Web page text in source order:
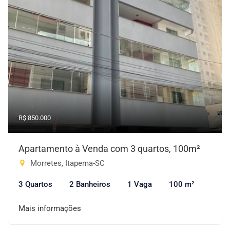
R$ 850.000
Apartamento à Venda com 3 quartos, 100m²
Morretes, Itapema-SC
3 Quartos 2 Banheiros 1 Vaga 100 m²
Mais informações